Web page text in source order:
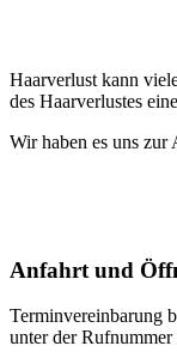
Haarverlust kann
des Haarverlustes
Wir haben es uns zur
Anfahrt und
Terminvereinbarung
unter der